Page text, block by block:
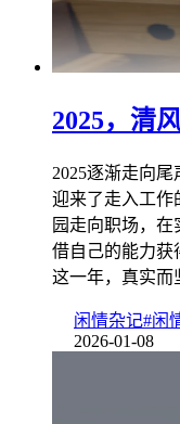
2025，清
2025逐渐走向
迎来了走入工作
园走向职场，
借自己的能力获
这一年，真实而
闲情杂记#闲
2026-01-08